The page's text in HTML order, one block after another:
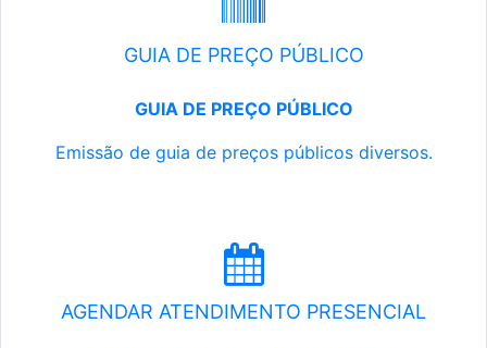
GUIA DE PREÇO PÚBLICO
GUIA DE PREÇO PÚBLICO
Emissão de guia de preços públicos diversos.
AGENDAR ATENDIMENTO PRESENCIAL